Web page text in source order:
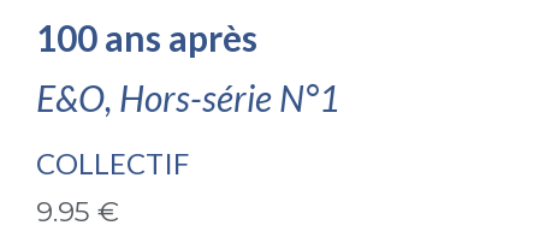
100 ans après
E&O, Hors-série N°1
COLLECTIF
9.95 €